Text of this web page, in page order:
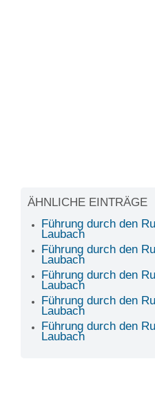
ÄHNLICHE EINTRÄGE
Führung durch den
Laubach
Führung durch den
Laubach
Führung durch den
Laubach
Führung durch den
Laubach
Führung durch den
Laubach